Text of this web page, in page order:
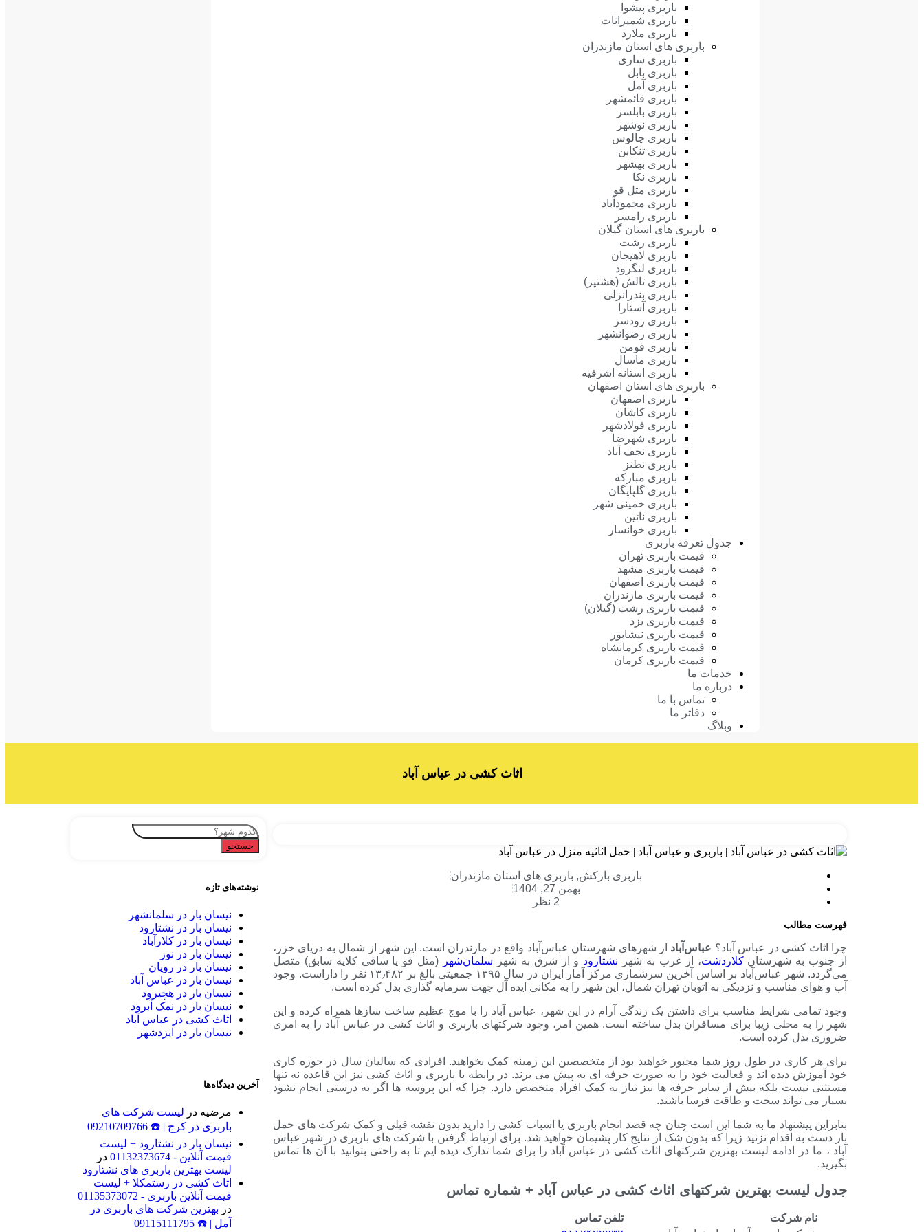
باربری پیشوا
باربری شمیرانات
باربری ملارد
باربری های استان مازندران
باربری ساری
باربری بابل
باربری آمل
باربری قائمشهر
باربری بابلسر
باربری نوشهر
باربری چالوس
باربری تنکابن
باربری بهشهر
باربری نکا
باربری متل قو
باربری محمودآباد
باربری رامسر
باربری های استان گیلان
باربری رشت
باربری لاهیجان
باربری لنگرود
باربری تالش (هشتپر)
باربری بندرانزلی
باربری آستارا
باربری رودسر
باربری رضوانشهر
باربری فومن
باربری ماسال
باربری استانه اشرفیه
باربری های استان اصفهان
باربری اصفهان
باربری کاشان
باربری فولادشهر
باربری شهرضا
باربری نجف آباد
باربری نطنز
باربری مبارکه
باربری گلپایگان
باربری خمینی شهر
باربری نائین
باربری خوانسار
جدول تعرفه باربری
قیمت باربری تهران
قیمت باربری مشهد
قیمت باربری اصفهان
قیمت باربری مازندران
قیمت باربری رشت (گیلان)
قیمت باربری یزد
قیمت باربری نیشابور
قیمت باربری کرمانشاه
قیمت باربری کرمان
خدمات ما
درباره ما
تماس با ما
دفاتر ما
وبلاگ
اثاث کشی در عباس آباد
باربری بارکش, باربری های استان مازندران
بهمن 27, 1404
2 نظر
فهرست مطالب
چرا اثاث کشی در عباس آباد؟ عباس‌آباد از شهرهای شهرستان عباس‌آباد واقع در مازندران است. این شهر از شمال به دریای خزر،
از جنوب به شهرستانکلاردشت، از غرب به شهر نشتارود و از شرق به شهر سلمان‌شهر
(متل قو یا ساقی کلایه سابق) متصل
می‌گردد. شهر عباس‌آباد بر اساس آخرین سرشماری مرکز آمار ایران در سال ۱۳۹۵ جمعیتی بالغ بر ۱۳٫۴۸۲ نفر را داراست. وجود
آب و هوای مناسب و نزدیکی به اتوبان تهران شمال، این شهر را به مکانی ایده آل جهت سرمایه گذاری بدل کرده است.
وجود تمامی شرایط مناسب برای داشتن یک زندگی آرام در این شهر، عباس آباد را با موج عظیم ساخت سازها همراه کرده و این
شهر را به محلی زیبا برای مسافران بدل ساخته است. همین امر، وجود شرکتهای باربری و اثاث کشی در عباس آباد را به امری
ضروری بدل کرده است.
برای هر کاری در طول روز شما مجبور خواهید بود از متخصصین این زمینه کمک بخواهید. افرادی که سالیان سال در حوزه کاری
خود آموزش دیده اند و فعالیت خود را به صورت حرفه ای به پیش می برند. در رابطه با باربری و اثاث کشی نیز این قاعده نه تنها
مستثنی نیست بلکه بیش از سایر حرفه ها نیز نیاز به کمک افراد متخصص دارد. چرا که این پروسه ها اگر به درستی انجام نشود
بسیار می تواند سخت و طاقت فرسا باشند.
بنابراین پیشنهاد ما به شما این است چنان چه قصد انجام باربری یا اسباب کشی را دارید بدون نقشه قبلی و کمک شرکت های حمل
بار دست به اقدام نزنید زیرا که بدون شک از نتایج کار پشیمان خواهید شد. برای ارتباط گرفتن با شرکت های باربری در شهر عباس
آباد ، ما در ادامه لیست بهترین شرکتهای اثاث کشی در عباس آباد را برای شما تدارک دیده ایم تا به راحتی بتوانید با آن ها تماس
بگیرید.
جدول لیست بهترین شرکتهای اثاث کشی در عباس آباد + شماره تماس
نام شرکت
تلفن تماس
جستجو
نوشته‌های تازه
نیسان بار در سلمانشهر
نیسان بار در نشتارود
نیسان بار در کلارآباد
نیسان بار در نور
نیسان بار در رویان
نیسان بار در عباس آباد
نیسان بار در هچیرود
نیسان بار در نمک آبرود
اثاث کشی در عباس آباد
نیسان بار در ایزدشهر
آخرین دیدگاه‌ها
مرضیه در لیست شرکت های
باربری در کرج | ☎️ 09210709766
نیسان بار در نشتارود + لیست
قیمت آنلاین - 01132373674
در
لیست بهترین باربری های نشتارود
اثاث کشی در رستمکلا + لیست
قیمت آنلاین باربری - 01135373072
در بهترین شرکت های باربری در
آمل | ☎️ 09115111795